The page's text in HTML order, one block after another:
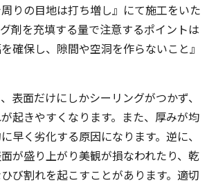
りの目地は打ち増し』にて施工をいた
剤を充填する量で注意するポイントは
確保し、隙間や空洞を作らないこと』
表面だけにしかシーリングがつかず、
起きやすくなります。また、厚みが均
早く劣化する原因になります。逆に、
が盛り上がり美観が損なわれたり、乾
び割れを起こすことがあります。適切